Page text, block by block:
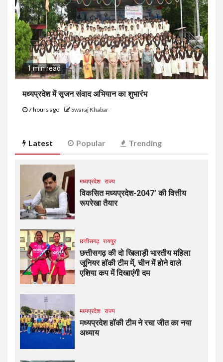
1 min read
मध्यप्रदेश में सृजन संवाद अभियान का शुभारंभ
7 hours ago Swaraj Khabar
Latest Popular Trending
मध्यप्रदेश राज्य
विकसित मध्यप्रदेश-2047’ की वित्तीय
रूपरेखा तैयार
छत्तीसगढ़ रायपुर
छत्तीसगढ़ की दो खिलाड़ी भारतीय महिला
जूनियर हॉकी टीम में, चीन में होने वाले
एशिया कप में दिखाएंगी दम
मध्यप्रदेश राज्य
मध्यप्रदेश हॉकी टीम ने रचा जीत का नया
अध्याय